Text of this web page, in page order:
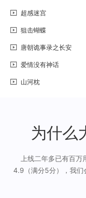
超感迷宫
狙击蝴蝶
唐朝诡事录之长安
爱情没有神话
山河枕
为什么
上线二年多已有百
4.9（满分5分），我们